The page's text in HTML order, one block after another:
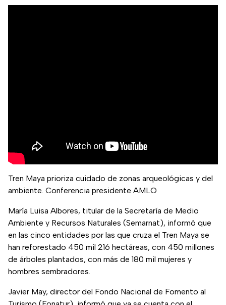
Tren Maya prioriza cuidado de zonas arqueológicas y del
ambiente. Conferencia presidente AMLO
María Luisa Albores, titular de la Secretaría de Medio
Ambiente y Recursos Naturales (Semarnat), informó que
en las cinco entidades por las que cruza el Tren Maya se
han reforestado 450 mil 216 hectáreas, con 450 millones
de árboles plantados, con más de 180 mil mujeres y
hombres sembradores.
Javier May, director del Fondo Nacional de Fomento al